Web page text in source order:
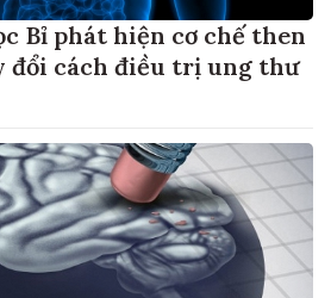
Bỉ phát hiện cơ chế then
đổi cách điều trị ung thư